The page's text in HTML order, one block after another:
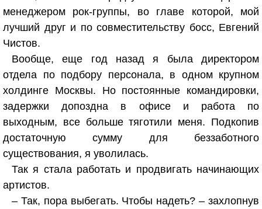
менеджером рок-группы, во главе которой, мой
лучший друг и по совместительству босс, Евгений
Чистов.
Вообще, еще год назад я была директором
отдела по подбору персонала, в одном крупном
холдинге Москвы. Но постоянные командировки,
задержки допоздна в офисе и работа по
выходным, все больше тяготили меня. Подкопив
достаточную сумму для беззаботного
существования, я уволилась.
Так я стала работать и продвигать начинающих
артистов.
– Так, пора выбегать. Чтобы надеть? – захлопнув